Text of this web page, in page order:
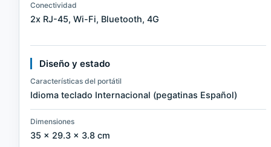
Conectividad
2x RJ-45, Wi-Fi, Bluetooth, 4G
Diseño y estado
Características del portátil
Idioma teclado Internacional (pegatinas Español)
Dimensiones
35 × 29.3 × 3.8 cm